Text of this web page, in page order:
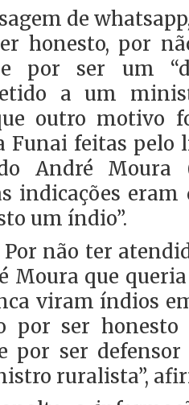
de
honesto, por
por ser um
a um
outro motivo
Funai feitas pelo
André Moura
indicações eram
um índio”.
não ter
Moura que
viram índios
por ser
por ser defensor
ruralista”,